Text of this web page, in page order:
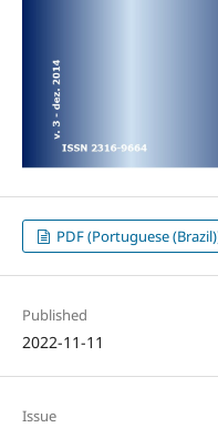
PDF (Portuguese
Published
2022-11-11
Issue